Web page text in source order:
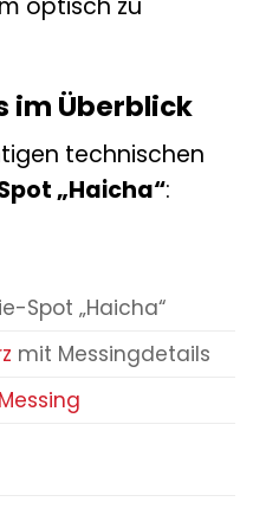
im Überblick
technischen
„Haicha“:
Spot „Haicha“
mit Messingdetails
Messing